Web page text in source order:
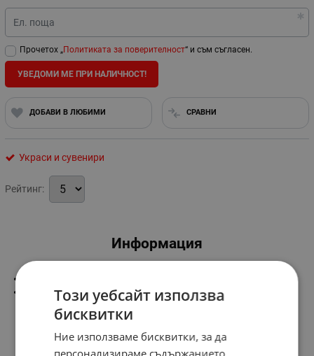
Ел. поща
Прочетох „Политиката за поверителност“ и съм съгласен.
УВЕДОМИ МЕ ПРИ НАЛИЧНОСТ!
ДОБАВИ В ЛЮБИМИ СРАВНИ
Украси и сувенири
Рейтинг:
Информация
Размер-54см.
Този уебсайт използва
бисквитки
Ние използваме бисквитки, за да
персонализираме съдържанието,